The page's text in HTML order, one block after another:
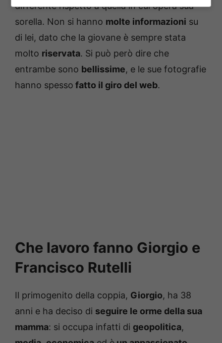
differente rispetto a quella in cui opera sua
sorella. Non si hanno molte informazioni su
di lei, dato che la giovane è sempre stata
molto riservata. Si può però dire che
entrambe sono bellissime, e le sue fotografie
hanno spesso fatto il giro del web.
Che lavoro fanno Giorgio e
Francisco Rutelli
Il primogenito della coppia, Giorgio, ha 38
anni e ha deciso di seguire le orme della sua
mamma: si occupa infatti di geopolitica,